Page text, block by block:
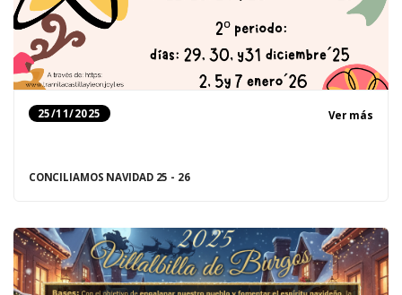
25/11/2025 Ver más
CONCILIAMOS NAVIDAD 25 - 26